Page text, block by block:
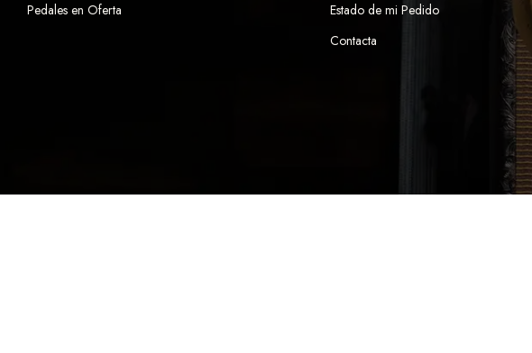
Pedales en Oferta
Estado de mi Pedido
Contacta